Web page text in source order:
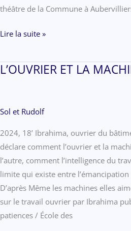
théâtre de la Commune à
BONUS
LES
DÉSORIENTÉS
Lire la suite »
L’OUVRIER ET LA
Sol et Rudolf
2024, 18’ Ibrahima, ouvrier du
déclare comment l’ouvrier et la
l’autre, comment l’intelligence du
limite qui existe entre
D’après Même les machines elles
sur le travail ouvrier par Ibrahima
patiences / École des